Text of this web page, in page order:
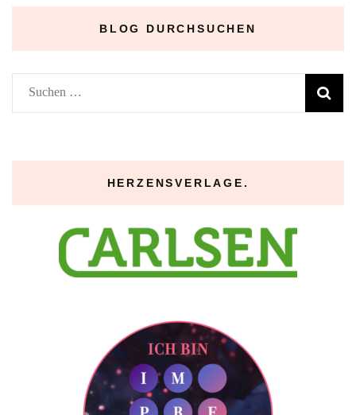
BLOG DURCHSUCHEN
Suchen
nach:
HERZENSVERLAGE.